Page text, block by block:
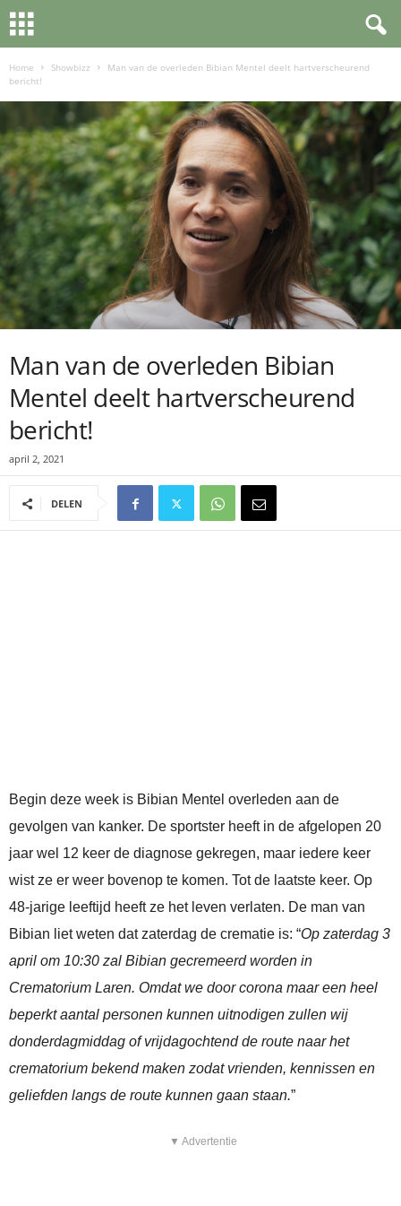
Home Showbizz
Man van de overleden Bibian Mentel deelt hartverscheurend
bericht!
Man van de overleden Bibian
Mentel deelt hartverscheurend
bericht!
april 2, 2021
DELEN
Begin deze week is Bibian Mentel overleden aan de
gevolgen van kanker. De sportster heeft in de afgelopen 20
jaar wel 12 keer de diagnose gekregen, maar iedere keer
wist ze er weer bovenop te komen. Tot de laatste keer. Op
48-jarige leeftijd heeft ze het leven verlaten. De man van
Bibian liet weten dat zaterdag de crematie is: “Op zaterdag 3
april om 10:30 zal Bibian gecremeerd worden in
Crematorium Laren. Omdat we door corona maar een heel
beperkt aantal personen kunnen uitnodigen zullen wij
donderdagmiddag of vrijdagochtend de route naar het
crematorium bekend maken zodat vrienden, kennissen en
geliefden langs de route kunnen gaan staan.”
▼ Advertentie